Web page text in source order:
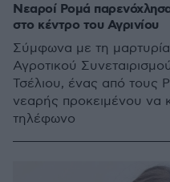
Νεαροί Ρομά
στο κέντρο του Αγρινίου
Σύμφωνα με τη
Αγροτικού
Τσέλιου, ένας από τους
νεαρής προκειμένου να
τηλέφωνο